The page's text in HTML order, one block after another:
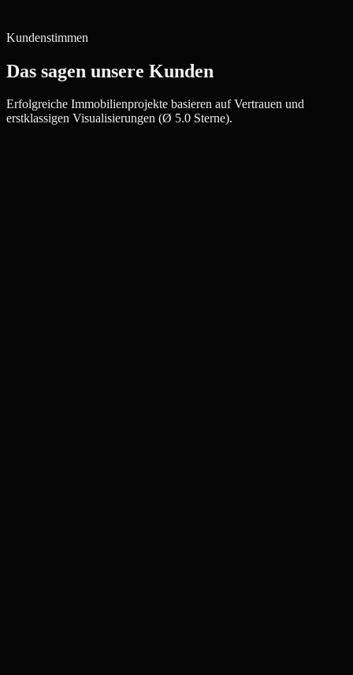
Kundenstimmen
Das sagen unsere Kunden
Erfolgreiche Immobilienprojekte basieren auf Vertrauen und
erstklassigen Visualisierungen (Ø 5.0 Sterne).